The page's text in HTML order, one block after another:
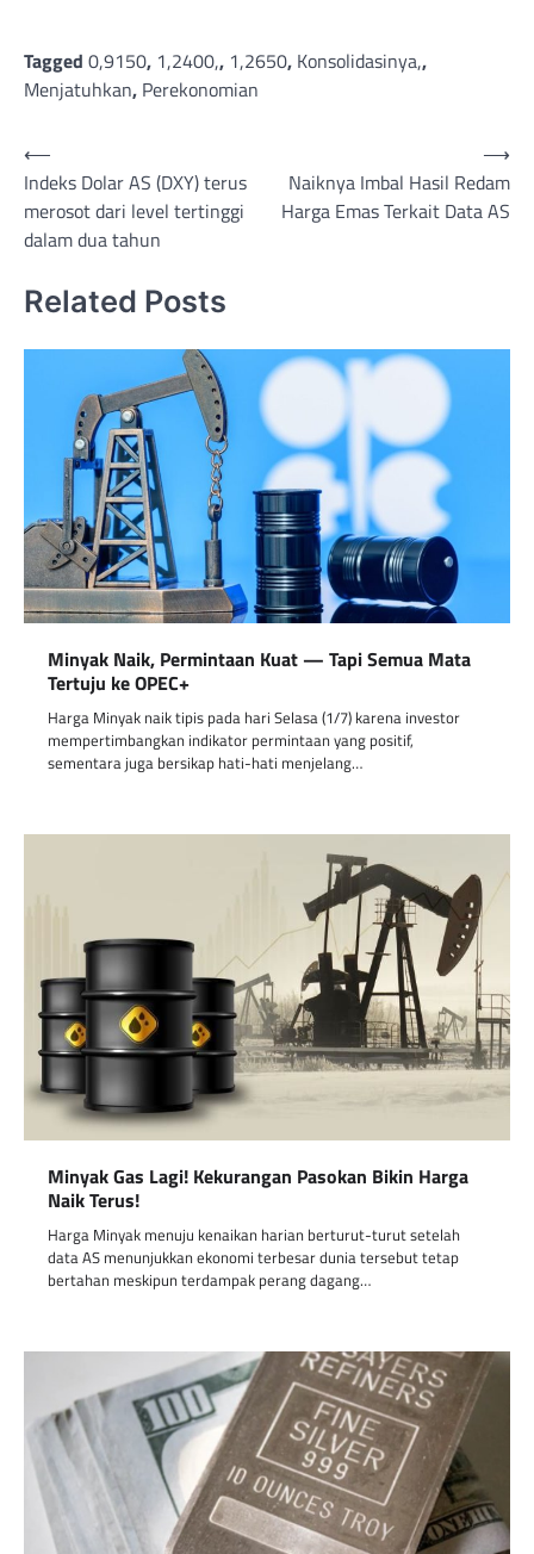
Tagged 0,9150, 1,2400,, 1,2650, Konsolidasinya,,
Menjatuhkan, Perekonomian
Post
navigation
⟵
Indeks Dolar AS (DXY) terus
merosot dari level tertinggi
dalam dua tahun
Naiknya Imbal Hasil Redam
Harga Emas Terkait Data AS
⟶
Related Posts
Minyak Naik, Permintaan Kuat — Tapi Semua Mata
Tertuju ke OPEC+
Harga Minyak naik tipis pada hari Selasa (1/7) karena investor
mempertimbangkan indikator permintaan yang positif,
sementara juga bersikap hati-hati menjelang…
Minyak Gas Lagi! Kekurangan Pasokan Bikin Harga
Naik Terus!
Harga Minyak menuju kenaikan harian berturut-turut setelah
data AS menunjukkan ekonomi terbesar dunia tersebut tetap
bertahan meskipun terdampak perang dagang…